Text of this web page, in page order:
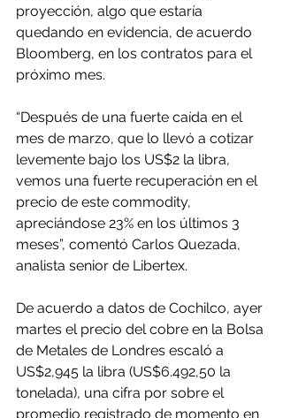
proyección, algo que estaría
quedando en evidencia, de acuerdo
Bloomberg, en los contratos para el
próximo mes.
“Después de una fuerte caída en el
mes de marzo, que lo llevó a cotizar
levemente bajo los US$2 la libra,
vemos una fuerte recuperación en el
precio de este commodity,
apreciándose 23% en los últimos 3
meses”, comentó Carlos Quezada,
analista senior de Libertex.
De acuerdo a datos de Cochilco, ayer
martes el precio del cobre en la Bolsa
de Metales de Londres escaló a
US$2,945 la libra (US$6.492,50 la
tonelada), una cifra por sobre el
promedio registrado de momento en